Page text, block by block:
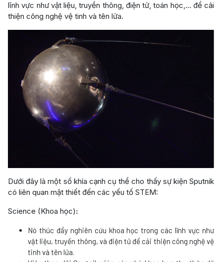
lĩnh vực như vật liệu, truyền thông, điện tử, toán học,... để cải
thiện công nghệ vệ tinh và tên lửa.
Dưới đây là một số khía cạnh cụ thể cho thấy sự kiện Sputnik
có liên quan mật thiết đến các yếu tố STEM:
Science (Khoa học):
Nó thúc đẩy nghiên cứu khoa học trong các lĩnh vực như
vật liệu, truyền thông, và điện tử để cải thiện công nghệ vệ
tinh và tên lửa.